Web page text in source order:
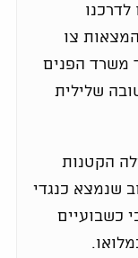
המצאות צו
משרד הפנים
שלילית
הקטנות
שנמצא כנגדי
כשבועיים